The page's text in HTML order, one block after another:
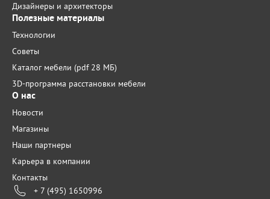
Дизайнеры и архитекторы
Полезные материалы
Технологии
Советы
Каталог мебели (pdf 28 МБ)
3D-программа расстановки мебели
О нас
Новости
Магазины
Наши партнеры
Карьера в компании
Контакты
+ 7 (495) 1650996